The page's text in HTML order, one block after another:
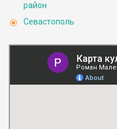
район
Севастополь